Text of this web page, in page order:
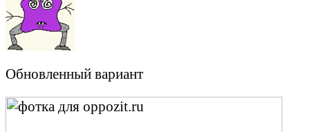
Обновленный вариант